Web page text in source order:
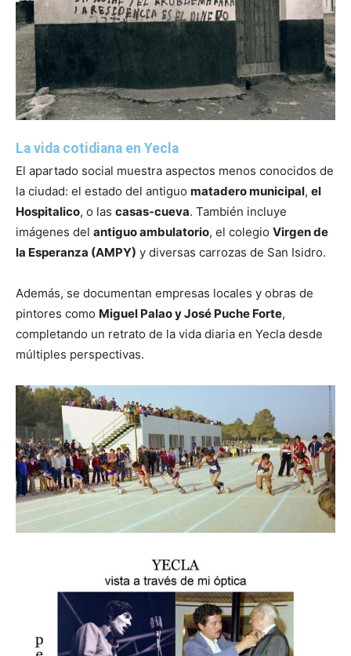
La vida cotidiana en Yecla
El apartado social muestra aspectos menos conocidos de
la ciudad: el estado del antiguo matadero municipal, el
Hospitalico, o las casas-cueva. También incluye
imágenes del antiguo ambulatorio, el colegio Virgen de
la Esperanza (AMPY) y diversas carrozas de San Isidro.
Además, se documentan empresas locales y obras de
pintores como Miguel Palao y José Puche Forte,
completando un retrato de la vida diaria en Yecla desde
múltiples perspectivas.